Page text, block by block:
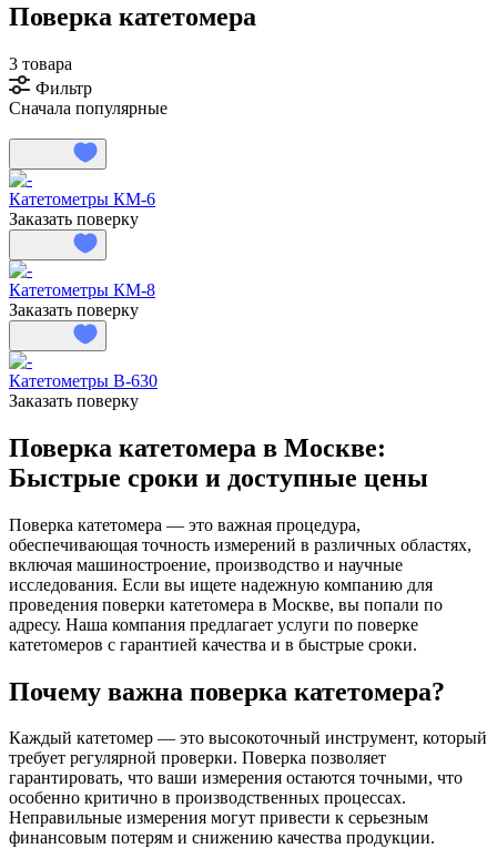
Поверка катетомера
3 товара
Фильтр
Сначала популярные
Катетометры КМ-6
Заказать поверку
Катетометры КМ-8
Заказать поверку
Катетометры В-630
Заказать поверку
Поверка катетомера в Москве:
Быстрые сроки и доступные цены
Поверка катетомера — это важная процедура,
обеспечивающая точность измерений в различных областях,
включая машиностроение, производство и научные
исследования. Если вы ищете надежную компанию для
проведения поверки катетомера в Москве, вы попали по
адресу. Наша компания предлагает услуги по поверке
катетомеров с гарантией качества и в быстрые сроки.
Почему важна поверка катетомера?
Каждый катетомер — это высокоточный инструмент, который
требует регулярной проверки. Поверка позволяет
гарантировать, что ваши измерения остаются точными, что
особенно критично в производственных процессах.
Неправильные измерения могут привести к серьезным
финансовым потерям и снижению качества продукции.